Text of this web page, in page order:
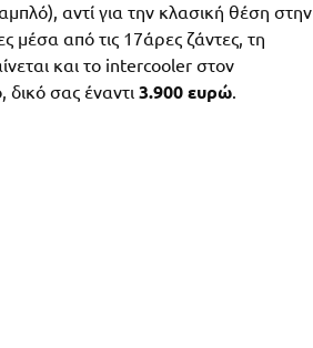
αντί για την κλασική θέση στην
μέσα από τις 17άρες ζάντες, τη
και το intercooler στον
δικό σας έναντι 3.900 ευρώ.